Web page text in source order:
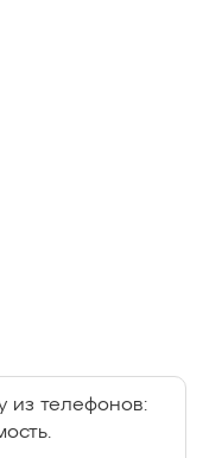
из телефонов: